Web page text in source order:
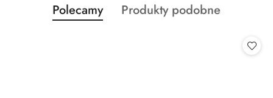
Pomiń karuzelę produktów
Produkty
o
Polecamy
Produkty
Produkty podobne